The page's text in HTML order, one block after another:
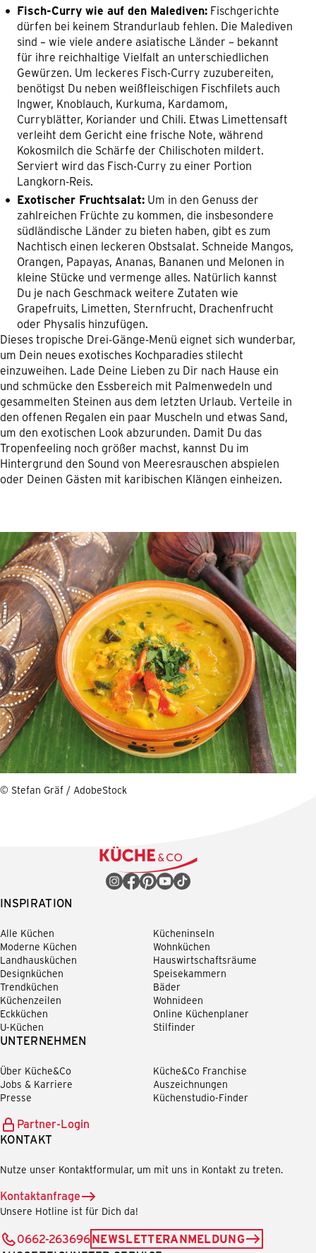
Fisch-Curry wie auf den Malediven: Fischgerichte
dürfen bei keinem Strandurlaub fehlen. Die Malediven
sind – wie viele andere asiatische Länder – bekannt
für ihre reichhaltige Vielfalt an unterschiedlichen
Gewürzen. Um leckeres Fisch-Curry zuzubereiten,
benötigst Du neben weißfleischigen Fischfilets auch
Ingwer, Knoblauch, Kurkuma, Kardamom,
Curryblätter, Koriander und Chili. Etwas Limettensaft
verleiht dem Gericht eine frische Note, während
Kokosmilch die Schärfe der Chilischoten mildert.
Serviert wird das Fisch-Curry zu einer Portion
Langkorn-Reis.
Exotischer Fruchtsalat: Um in den Genuss der
zahlreichen Früchte zu kommen, die insbesondere
südländische Länder zu bieten haben, gibt es zum
Nachtisch einen leckeren Obstsalat. Schneide Mangos,
Orangen, Papayas, Ananas, Bananen und Melonen in
kleine Stücke und vermenge alles. Natürlich kannst
Du je nach Geschmack weitere Zutaten wie
Grapefruits, Limetten, Sternfrucht, Drachenfrucht
oder Physalis hinzufügen.
Dieses tropische Drei-Gänge-Menü eignet sich wunderbar,
um Dein neues exotisches Kochparadies stilecht
einzuweihen. Lade Deine Lieben zu Dir nach Hause ein
und schmücke den Essbereich mit Palmenwedeln und
gesammelten Steinen aus dem letzten Urlaub. Verteile in
den offenen Regalen ein paar Muscheln und etwas Sand,
um den exotischen Look abzurunden. Damit Du das
Tropenfeeling noch größer machst, kannst Du im
Hintergrund den Sound von Meeresrauschen abspielen
oder Deinen Gästen mit karibischen Klängen einheizen.
© Stefan Gräf / AdobeStock
INSPIRATION
Alle Küchen
Moderne Küchen
Landhausküchen
Designküchen
Trendküchen
Küchenzeilen
Eckküchen
U-Küchen
Kücheninseln
Wohnküchen
Hauswirtschaftsräume
Speisekammern
Bäder
Wohnideen
Online Küchenplaner
Stilfinder
UNTERNEHMEN
Über Küche&Co
Jobs & Karriere
Presse
Küche&Co Franchise
Auszeichnungen
Küchenstudio-Finder
Partner-Login
KONTAKT
Nutze unser Kontaktformular, um mit uns in Kontakt zu treten.
Kontaktanfrage
Unsere Hotline ist für Dich da!
0662-263696NEWSLETTERANMELDUNG